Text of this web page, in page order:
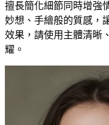
擅長簡化細節同時增強
妙想、手繪般的質感，
效果，請使用主體清晰
耀。